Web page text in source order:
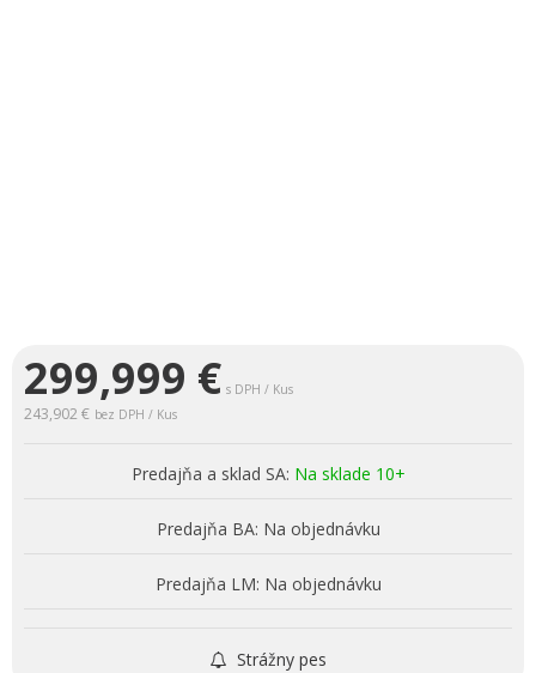
299,999 € s DPH / Kus
243,902 € bez DPH / Kus
Predajňa a sklad SA: Na sklade 10+
Predajňa BA: Na objednávku
Predajňa LM: Na objednávku
Strážny pes